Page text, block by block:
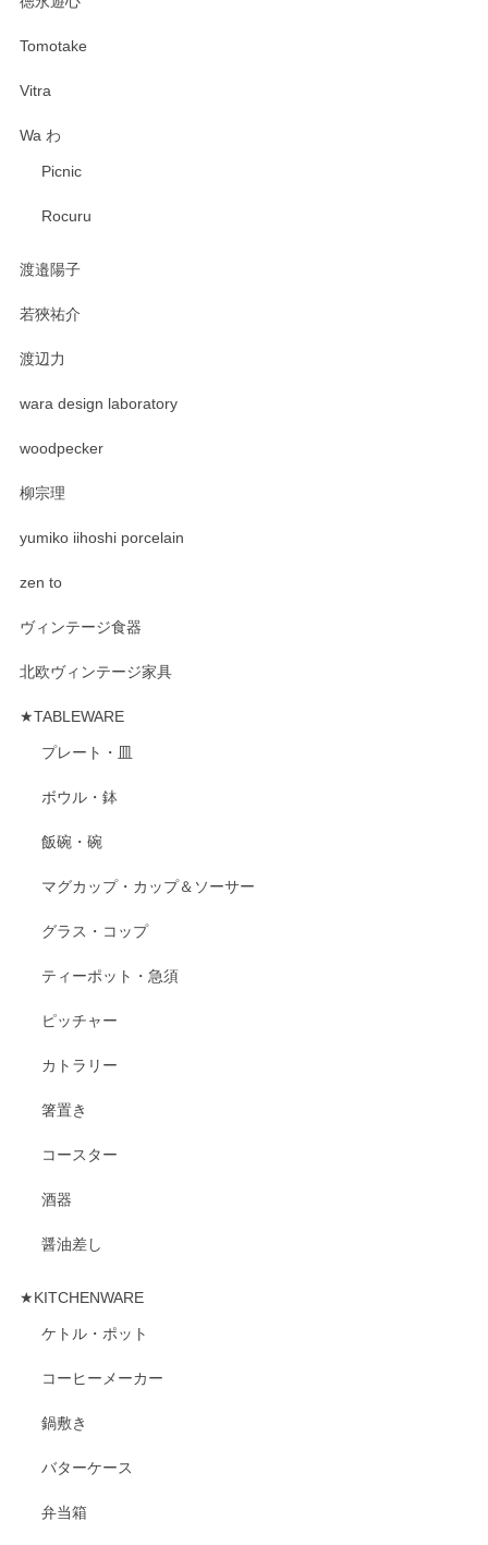
Tomotake
Vitra
Wa わ
Picnic
Rocuru
渡邉陽子
若狹祐介
渡辺力
wara design laboratory
woodpecker
柳宗理
yumiko iihoshi porcelain
zen to
ヴィンテージ食器
北欧ヴィンテージ家具
★TABLEWARE
プレート・皿
ボウル・鉢
飯碗・碗
マグカップ・カップ＆ソーサー
グラス・コップ
ティーポット・急須
ピッチャー
カトラリー
箸置き
コースター
酒器
醤油差し
★KITCHENWARE
ケトル・ポット
コーヒーメーカー
鍋敷き
バターケース
弁当箱